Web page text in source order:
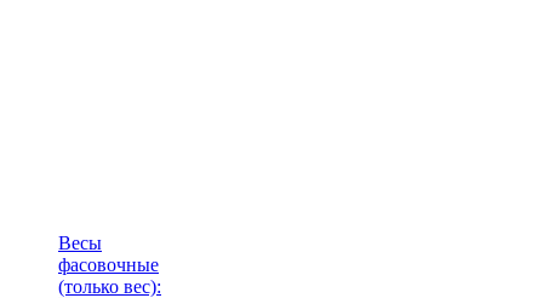
Весы
фасовочные
(только вес):